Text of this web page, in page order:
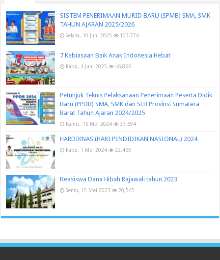
SISTEM PENERIMAAN MURID BARU (SPMB) SMA, SMK
TAHUN AJARAN 2025/2026
Selasa, 10 Juni 2025 103,776
7 Kebiasaan Baik Anak Indonesia Hebat
Rabu, 4 Juni 2025 46,866
Petunjuk Teknis Pelaksanaan Penerimaan Peserta Didik
Baru (PPDB) SMA, SMK dan SLB Provinsi Sumatera
Barat Tahun Ajaran 2024/2025
Kamis, 16 Mei 2024 37,694
HARDIKNAS (HARI PENDIDIKAN NASIONAL) 2024
Rabu, 1 Mei 2024 22,465
Beasiswa Dana Hibah Rajawali tahun 2023
Senin, 15 Mei 2023 20,545